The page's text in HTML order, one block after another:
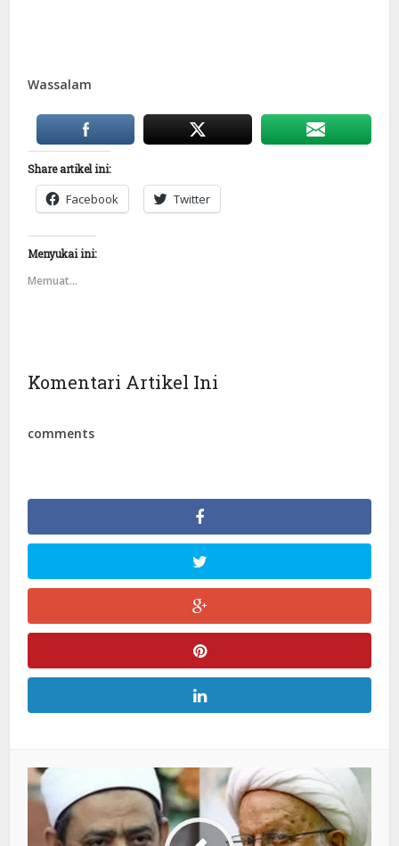
Wassalam
Share artikel ini:
Facebook Twitter
Menyukai ini:
Memuat...
Komentari Artikel Ini
comments